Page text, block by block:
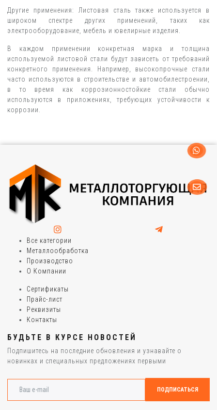
Другие применения: Листовая сталь также используется в
широком спектре других применений, таких как
электрооборудование, мебель и ювелирные изделия.
В каждом применении конкретная марка и толщина
используемой листовой стали будут зависеть от требований
конкретного применения. Например, высокопрочные стали
часто используются в строительстве и автомобилестроении,
в то время как коррозионностойкие стали обычно
используются в приложениях, требующих устойчивости к
коррозии.
Все категории
Металлообработка
Производство
О Компании
Сертификаты
Прайс-лист
Реквизиты
Контакты
БУДЬТЕ В КУРСЕ НОВОСТЕЙ
Подпишитесь на последние обновления и узнавайте о
новинках и специальных предложениях первыми